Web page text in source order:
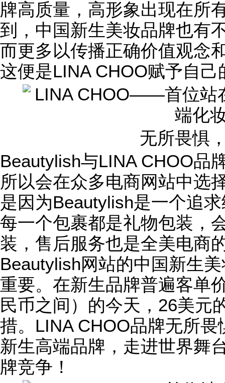
牌高质量，高形象出现在所
到，中国新生美妆品牌也有
而更多以传播正确价值观念
这便是LINA CHOO赋予自己
无所畏惧
Beautylish与LINA CHOO品
所以会在众多电商网站中选
是因为Beautylish是一个追
每一个包裹都是礼物包装，
装，售后服务也是全美电商
Beautylish网站的中国新生
重要。在新生品牌普遍客单
民币之间）的今天，26美元
措。LINA CHOO品牌无所
新生高端品牌，走进世界舞
牌竞争！